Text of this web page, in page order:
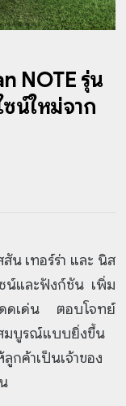
NOTE รุ่น
น์ใหม่จาก
น เทอร์ร่า และ นิส
และฟังก์ชัน เพิ่ม
ดดเด่น ตอบโจทย์
สมบูรณ์แบบยิ่งขึ้น
กค้าเป็นเจ้าของ